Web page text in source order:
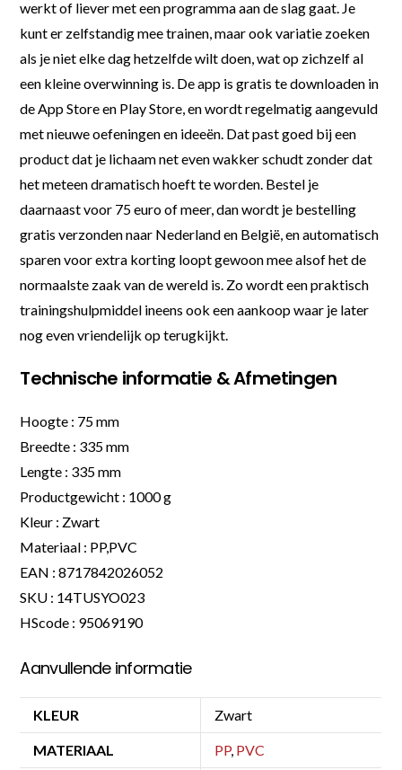
werkt of liever met een programma aan de slag gaat. Je
kunt er zelfstandig mee trainen, maar ook variatie zoeken
als je niet elke dag hetzelfde wilt doen, wat op zichzelf al
een kleine overwinning is. De app is gratis te downloaden in
de App Store en Play Store, en wordt regelmatig aangevuld
met nieuwe oefeningen en ideeën. Dat past goed bij een
product dat je lichaam net even wakker schudt zonder dat
het meteen dramatisch hoeft te worden. Bestel je
daarnaast voor 75 euro of meer, dan wordt je bestelling
gratis verzonden naar Nederland en België, en automatisch
sparen voor extra korting loopt gewoon mee alsof het de
normaalste zaak van de wereld is. Zo wordt een praktisch
trainingshulpmiddel ineens ook een aankoop waar je later
nog even vriendelijk op terugkijkt.
Technische informatie & Afmetingen
Hoogte : 75 mm
Breedte : 335 mm
Lengte : 335 mm
Productgewicht : 1000 g
Kleur : Zwart
Materiaal : PP,PVC
EAN : 8717842026052
SKU : 14TUSYO023
HScode : 95069190
Aanvullende informatie
KLEUR Zwart
MATERIAAL PP, PVC